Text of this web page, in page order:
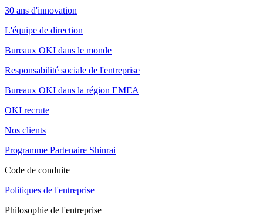
30 ans d'innovation
L'équipe de direction
Bureaux OKI dans le monde
Responsabilité sociale de l'entreprise
Bureaux OKI dans la région EMEA
OKI recrute
Nos clients
Programme Partenaire Shinrai
Code de conduite
Politiques de l'entreprise
Philosophie de l'entreprise